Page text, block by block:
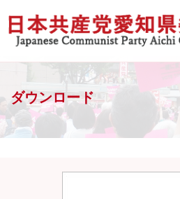
ダウンロード